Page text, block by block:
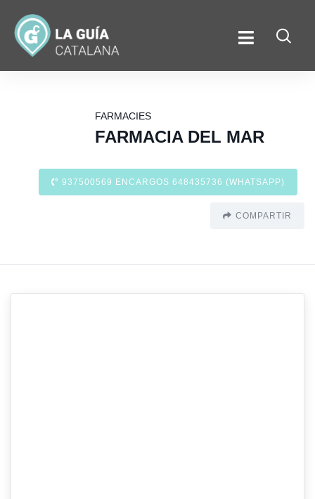
FARMACIES
FARMACIA DEL MAR
937500569 ENCARGOS 648435736 (WHATSAPP)
COMPARTIR